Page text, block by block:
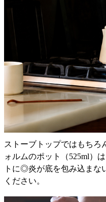
ストーブトップではもちろ
ォルムのポット（525ml）
トに◎炎が底を包み込まな
ください。